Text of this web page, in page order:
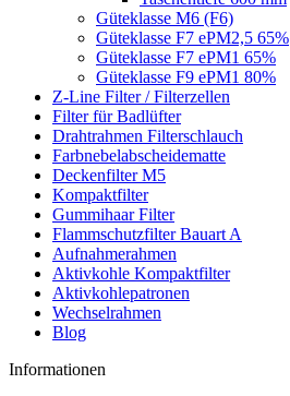
Güteklasse M6 (F6)
Güteklasse F7 ePM2,5 65%
Güteklasse F7 ePM1 65%
Güteklasse F9 ePM1 80%
Z-Line Filter / Filterzellen
Filter für Badlüfter
Drahtrahmen Filterschlauch
Farbnebelabscheidematte
Deckenfilter M5
Kompaktfilter
Gummihaar Filter
Flammschutzfilter Bauart A
Aufnahmerahmen
Aktivkohle Kompaktfilter
Aktivkohlepatronen
Wechselrahmen
Blog
Informationen